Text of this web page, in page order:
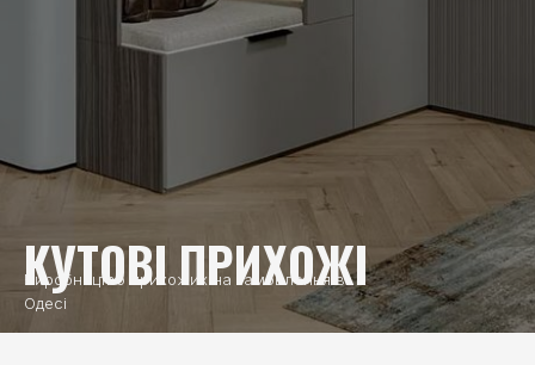
КУТОВІ ПРИХОЖІ
Виробництво прихожих на замовлення в
Одесі